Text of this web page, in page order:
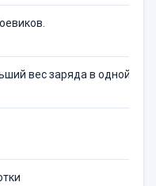
вес заряда в одной